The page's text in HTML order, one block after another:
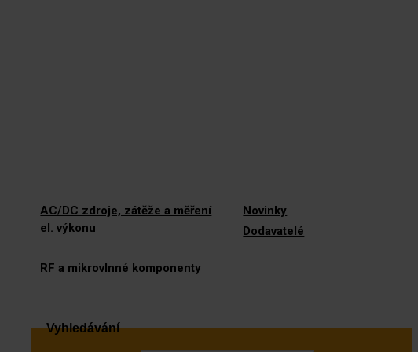
AC/DC zdroje, zátěže a měření
el. výkonu
RF a mikrovlnné komponenty
Novinky
Dodavatelé
Vyhledávání